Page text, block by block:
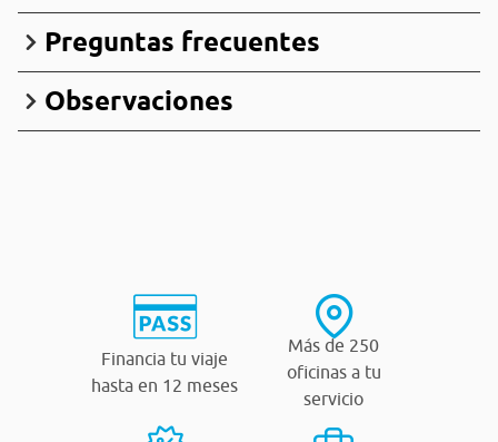
Preguntas frecuentes
Observaciones
Financia tu viaje
hasta en 12 meses
Más de 250
oficinas a tu
servicio